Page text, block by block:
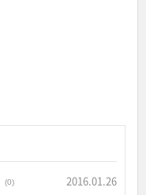
(0)
2016.01.26